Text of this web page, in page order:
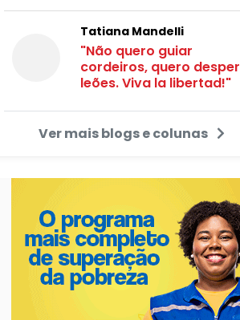
Tatiana Mandelli
"Não quero guiar
cordeiros, quero
leões. Viva la libertad!"
Ver mais blogs e colunas